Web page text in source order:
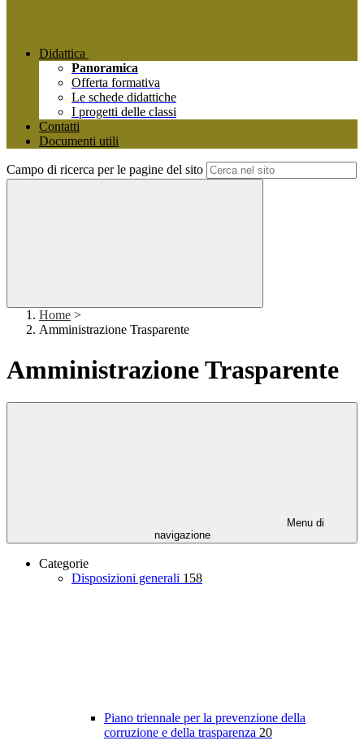
Didattica
Panoramica
Offerta formativa
Le schede didattiche
I progetti delle classi
Contatti
Documenti utili
Campo di ricerca per le pagine del sito
Home >
Amministrazione Trasparente
Amministrazione Trasparente
Menu di
navigazione
Categorie
Disposizioni generali 158
Piano triennale per la prevenzione della
corruzione e della trasparenza 20